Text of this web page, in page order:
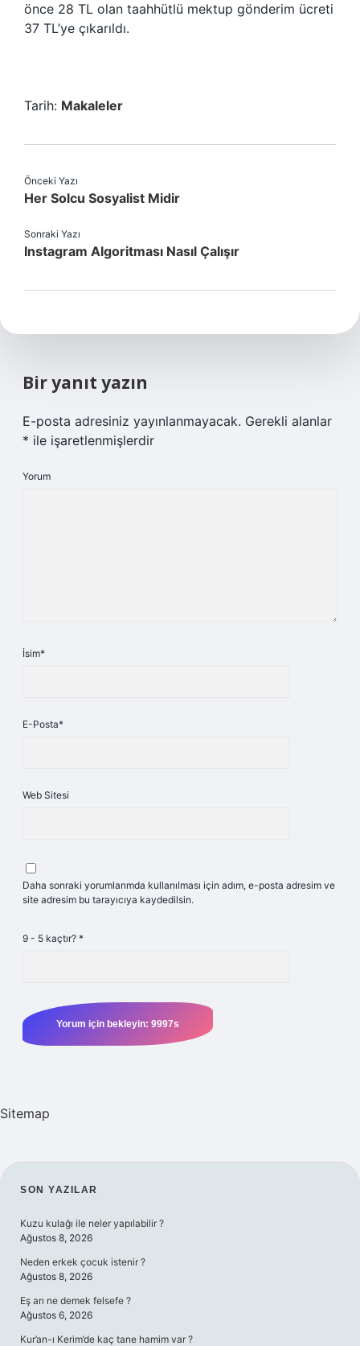
önce 28 TL olan taahhütlü mektup gönderim ücreti
37 TL’ye çıkarıldı.
Tarih: Makaleler
Önceki Yazı
Her Solcu Sosyalist Midir
Sonraki Yazı
Instagram Algoritması Nasıl Çalışır
Bir yanıt yazın
E-posta adresiniz yayınlanmayacak. Gerekli alanlar
* ile işaretlenmişlerdir
Yorum
İsim*
E-Posta*
Web Sitesi
Daha sonraki yorumlarımda kullanılması için adım, e-posta adresim ve
site adresim bu tarayıcıya kaydedilsin.
9 - 5 kaçtır? *
Sitemap
SIDEBAR
SON YAZILAR
Kuzu kulağı ile neler yapılabilir ?
Ağustos 8, 2026
Neden erkek çocuk istenir ?
Ağustos 8, 2026
Eş arı ne demek felsefe ?
Ağustos 6, 2026
Kur’an-ı Kerim’de kaç tane hamim var ?